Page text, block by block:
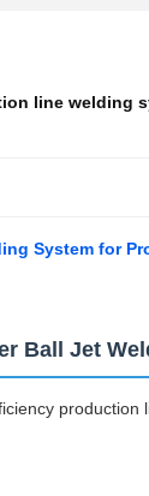
line welding
System for
Ball Jet